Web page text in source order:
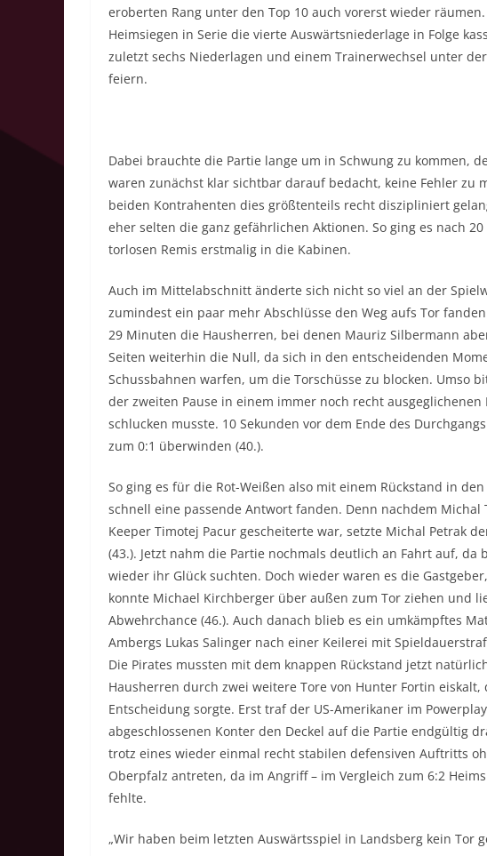
eroberten Rang unter den Top 10 auch vorerst wieder
Heimsiegen in Serie die vierte Auswärtsniederlage in Folge
zuletzt sechs Niederlagen und einem Trainerwechsel unter
feiern.
Dabei brauchte die Partie lange um in Schwung zu kommen,
waren zunächst klar sichtbar darauf bedacht, keine Fehler zu
beiden Kontrahenten dies größtenteils recht diszipliniert
eher selten die ganz gefährlichen Aktionen. So ging es nach
torlosen Remis erstmalig in die Kabinen.
Auch im Mittelabschnitt änderte sich nicht so viel an der
zumindest ein paar mehr Abschlüsse den Weg aufs Tor
29 Minuten die Hausherren, bei denen Mauriz Silbermann
Seiten weiterhin die Null, da sich in den entscheidenden
Schussbahnen warfen, um die Torschüsse zu blocken. Umso
der zweiten Pause in einem immer noch recht
schlucken musste. 10 Sekunden vor dem Ende des
zum 0:1 überwinden (40.).
So ging es für die Rot-Weißen also mit einem Rückstand in
schnell eine passende Antwort fanden. Denn nachdem Michal
Keeper Timotej Pacur gescheiterte war, setzte Michal Petrak
(43.). Jetzt nahm die Partie nochmals deutlich an Fahrt auf,
wieder ihr Glück suchten. Doch wieder waren es die
konnte Michael Kirchberger über außen zum Tor ziehen und
Abwehrchance (46.). Auch danach blieb es ein umkämpftes
Ambergs Lukas Salinger nach einer Keilerei mit
Die Pirates mussten mit dem knappen Rückstand jetzt
Hausherren durch zwei weitere Tore von Hunter Fortin
Entscheidung sorgte. Erst traf der US-Amerikaner im
abgeschlossenen Konter den Deckel auf die Partie endgültig
trotz eines wieder einmal recht stabilen defensiven Auftritts
Oberpfalz antreten, da im Angriff – im Vergleich zum 6:2
fehlte.
„Wir haben beim letzten Auswärtsspiel in Landsberg kein Tor